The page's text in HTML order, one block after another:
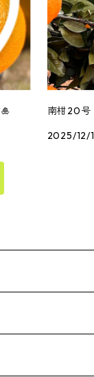
南柑20号
2025/12/1